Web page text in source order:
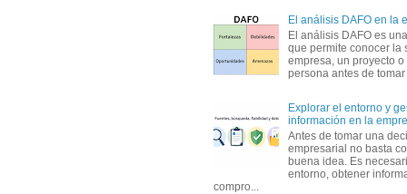
El análisis DAFO en la
El análisis DAFO es
que permite conocer la
empresa, un proyecto
persona antes de
Explorar el entorno y
información en la
Antes de tomar una
empresarial no basta
buena idea. Es
entorno, obtener
compro...